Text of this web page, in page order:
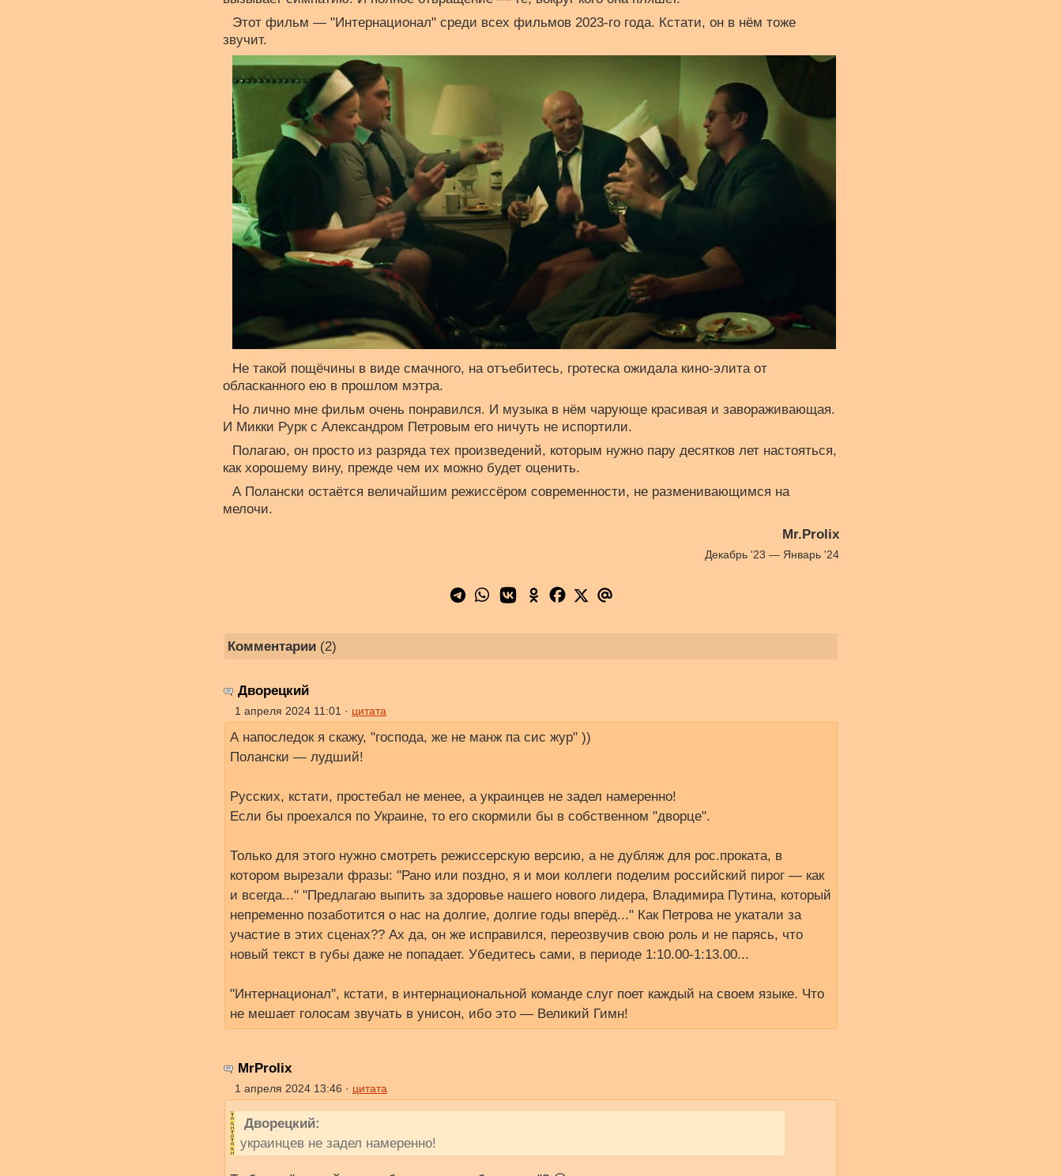
Этот фильм — "Интернационал" среди всех фильмов 2023-го года. Кстати, он в нём тоже
звучит.
Не такой пощёчины в виде смачного, на отъебитесь, гротеска ожидала кино-элита от
обласканного ею в прошлом мэтра.
Но лично мне фильм очень понравился. И музыка в нём чарующе красивая и завораживающая.
И Микки Рурк с Александром Петровым его ничуть не испортили.
Полагаю, он просто из разряда тех произведений, которым нужно пару десятков лет настояться,
как хорошему вину, прежде чем их можно будет оценить.
А Полански остаётся величайшим режиссёром современности, не разменивающимся на
мелочи.
Mr.Prolix
Декабрь '23 — Январь '24
Комментарии (2)
Дворецкий
1 апреля 2024 11:01 · цитата
А напоследок я скажу, "господа, же не манж па сис жур" ))
Полански — лудший!
Русских, кстати, простебал не менее, а украинцев не задел намеренно!
Если бы проехался по Украине, то его скормили бы в собственном "дворце".
Только для этого нужно смотреть режиссерскую версию, а не дубляж для рос.проката, в
котором вырезали фразы: "Рано или поздно, я и мои коллеги поделим российский пирог — как
и всегда..." "Предлагаю выпить за здоровье нашего нового лидера, Владимира Путина, который
непременно позаботится о нас на долгие, долгие годы вперёд..." Как Петрова не укатали за
участие в этих сценах?? Ах да, он же исправился, переозвучив свою роль и не парясь, что
новый текст в губы даже не попадает. Убедитесь сами, в периоде 1:10.00-1:13.00...
"Интернационал", кстати, в интернациональной команде слуг поет каждый на своем языке. Что
не мешает голосам звучать в унисон, ибо это — Великий Гимн!
MrProlix
1 апреля 2024 13:46 · цитата
Дворецкий:
украинцев не задел намеренно!